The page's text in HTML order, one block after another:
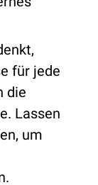
für jede
die
Lassen
um